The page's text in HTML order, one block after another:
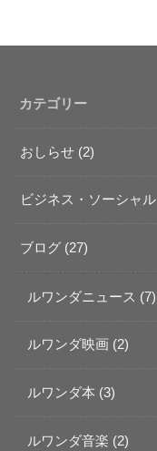
カテゴリー
おしらせ (2)
ビジネス・ソーシャル
ブログ (27)
ルワンダニュース (7)
ルワンダ映画 (2)
ルワンダ本 (3)
ルワンダ音楽 (2)